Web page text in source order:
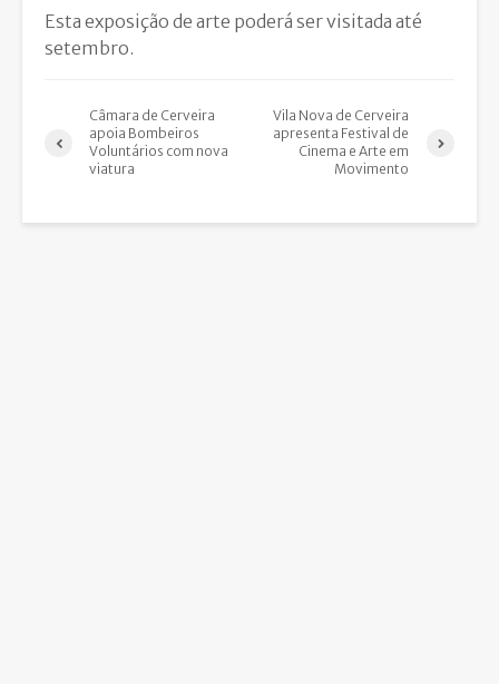
Esta exposição de arte poderá ser visitada até
setembro.
Câmara de Cerveira
apoia Bombeiros
Voluntários com nova
viatura
Vila Nova de Cerveira
apresenta Festival de
Cinema e Arte em
Movimento